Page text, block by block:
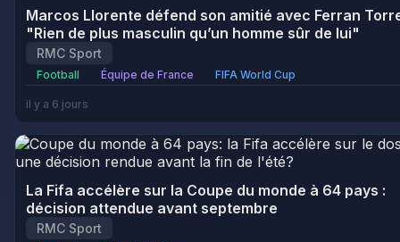
Marcos Llorente défend son amitié avec Ferran
"Rien de plus masculin qu’un homme sûr de lui"
RMC Sport
Football Équipe de France FIFA World Cup
il y a 6 jours
La Fifa accélère sur la Coupe du monde à 64 pays :
décision attendue avant septembre
RMC Sport